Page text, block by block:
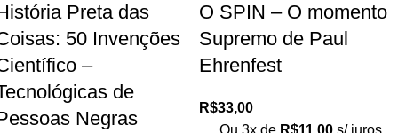
Preta das
50 Invenções
–
de
Negras
O SPIN – O momento
Supremo de Paul
Ehrenfest
R$33,00
Ou 3x de R$11,00 s/ juros